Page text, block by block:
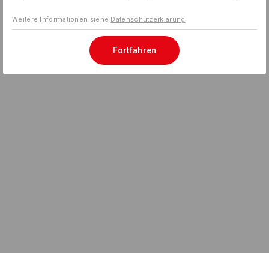
Weitere Informationen siehe Datenschutzerklärung.
Fortfahren